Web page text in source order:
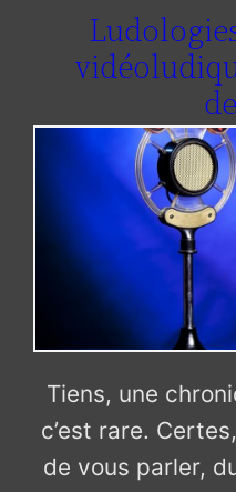
Tiens, une
c’est rare.
de vous parler,